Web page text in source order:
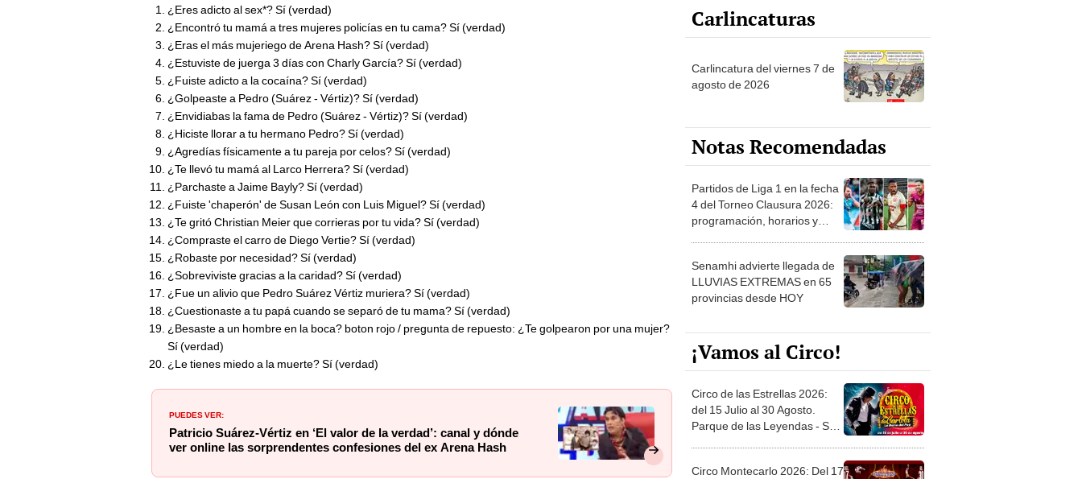
¿Eres adicto al sex*? Sí (verdad)
¿Encontró tu mamá a tres mujeres policías en tu cama? Sí (verdad)
¿Eras el más mujeriego de Arena Hash? Sí (verdad)
¿Estuviste de juerga 3 días con Charly García? Sí (verdad)
¿Fuiste adicto a la cocaína? Sí (verdad)
¿Golpeaste a Pedro (Suárez - Vértiz)? Sí (verdad)
¿Envidiabas la fama de Pedro (Suárez - Vértiz)? Sí (verdad)
¿Hiciste llorar a tu hermano Pedro? Sí (verdad)
¿Agredías físicamente a tu pareja por celos? Sí (verdad)
¿Te llevó tu mamá al Larco Herrera? Sí (verdad)
¿Parchaste a Jaime Bayly? Sí (verdad)
¿Fuiste 'chaperón' de Susan León con Luis Miguel? Sí (verdad)
¿Te gritó Christian Meier que corrieras por tu vida? Sí (verdad)
¿Compraste el carro de Diego Vertie? Sí (verdad)
¿Robaste por necesidad? Sí (verdad)
¿Sobreviviste gracias a la caridad? Sí (verdad)
¿Fue un alivio que Pedro Suárez Vértiz muriera? Sí (verdad)
¿Cuestionaste a tu papá cuando se separó de tu mama? Sí (verdad)
¿Besaste a un hombre en la boca? boton rojo / pregunta de repuesto: ¿Te golpearon por una mujer?
Sí (verdad)
¿Le tienes miedo a la muerte? Sí (verdad)
PUEDES VER:
Patricio Suárez-Vértiz en ‘El valor de la verdad’: canal y dónde
ver online las sorprendentes confesiones del ex Arena Hash
Carlincaturas
Carlincatura del viernes 7 de
agosto de 2026
Notas Recomendadas
Partidos de Liga 1 en la fecha
4 del Torneo Clausura 2026:
programación, horarios y
Senamhi advierte llegada de
LLUVIAS EXTREMAS en 65
provincias desde HOY
¡Vamos al Circo!
Circo de las Estrellas 2026:
del 15 Julio al 30 Agosto.
Parque de las Leyendas - San
Circo Montecarlo 2026: Del 17